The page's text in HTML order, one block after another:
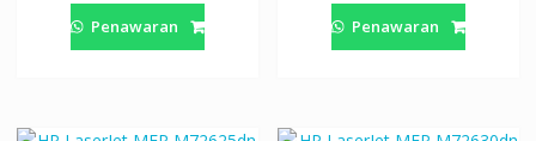
Penawaran Penawaran